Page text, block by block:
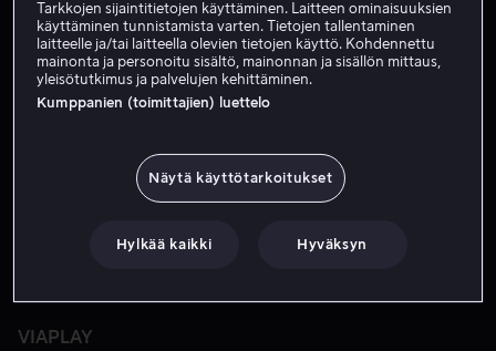
VIAPLAY
Tarkkojen sijaintitietojen käyttäminen. Laitteen ominaisuuksien
käyttäminen tunnistamista varten. Tietojen tallentaminen
laitteelle ja/tai laitteella olevien tietojen käyttö. Kohdennettu
mainonta ja personoitu sisältö, mainonnan ja sisällön mittaus,
yleisötutkimus ja palvelujen kehittäminen.
Kumppanien (toimittajien) luettelo
Näytä käyttötarkoitukset
Hylkää kaikki Hyväksyn